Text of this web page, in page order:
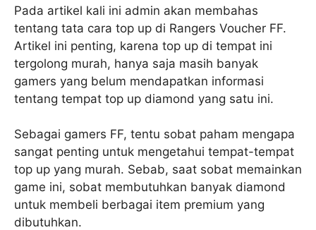
Pada artikel kali ini admin akan membahas
tentang tata cara top up di Rangers Voucher FF.
Artikel ini penting, karena top up di tempat ini
tergolong murah, hanya saja masih banyak
gamers yang belum mendapatkan informasi
tentang tempat top up diamond yang satu ini.
Sebagai gamers FF, tentu sobat paham mengapa
sangat penting untuk mengetahui tempat-tempat
top up yang murah. Sebab, saat sobat memainkan
game ini, sobat membutuhkan banyak diamond
untuk membeli berbagai item premium yang
dibutuhkan.